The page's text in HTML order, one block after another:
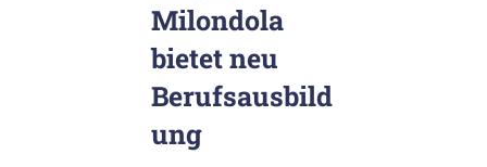
Milondola
bietet neu
Berufsausbild
ung